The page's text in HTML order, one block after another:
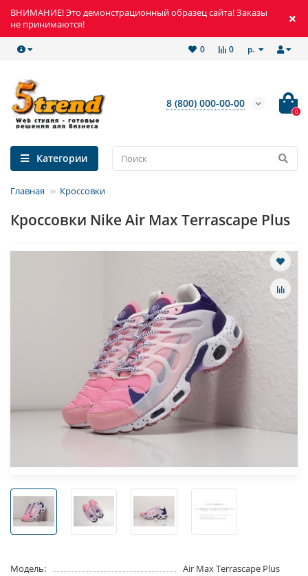
ВНИМАНИЕ! Это демонстрационный образец сайта! Заказы
не принимаются!
р.
0
0
8 (800) 000-00-00
0
Категории
Главная Кроссовки
Кроссовки Nike Air Max Terrascape Plus
Модель:
Air Max Terrascape Plus